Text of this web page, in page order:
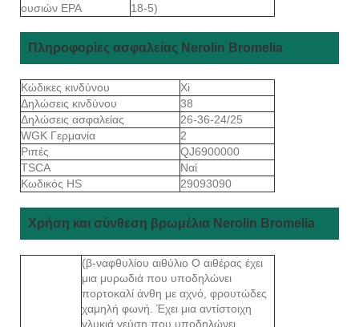
ουσιών EPA
18-5)
Πληροφορίες ασφαλείας Nerolin Bromelia
Κώδικες κινδύνου
Xi
Δηλώσεις κινδύνου
38
Δηλώσεις ασφαλείας
26-36-24/25
WGK Γερμανία
2
Ριπές
QJ6900000
TSCA
Ναί
Κωδικός HS
29093090
Χρήση και σύνθεση βρωμέλια Nerolin Bromelia
(β-ναφθυλίου αιθύλιο Ο αιθέρας έχει
μια μυρωδιά που υποδηλώνει
πορτοκαλί άνθη με αχνό, φρουτώδες
χαμηλή φωνή. Έχει μια αντίστοιχη
γλυκιά γεύση που υποδηλώνει